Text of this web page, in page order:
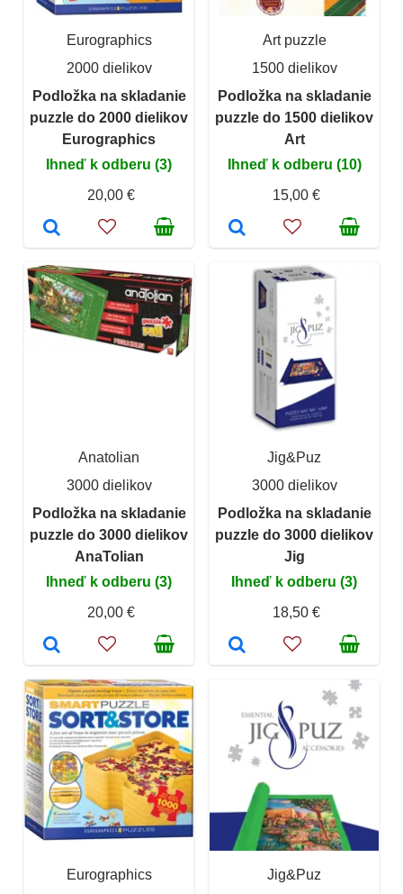
Eurographics
2000 dielikov
Podložka na skladanie
puzzle do 2000 dielikov
Eurographics
Ihneď k odberu (3)
20,00 €
Art puzzle
1500 dielikov
Podložka na skladanie
puzzle do 1500 dielikov
Art
Ihneď k odberu (10)
15,00 €
Anatolian
3000 dielikov
Podložka na skladanie
puzzle do 3000 dielikov
AnaTolian
Ihneď k odberu (3)
20,00 €
Jig&Puz
3000 dielikov
Podložka na skladanie
puzzle do 3000 dielikov
Jig
Ihneď k odberu (3)
18,50 €
Eurographics
Jig&Puz